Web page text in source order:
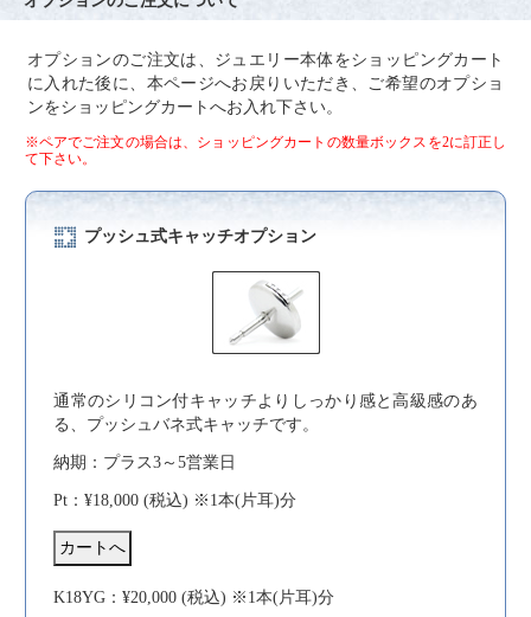
オプションのご注文は、ジュエリー本体をショッピングカート
に入れた後に、本ページへお戻りいただき、ご希望のオプショ
ンをショッピングカートへお入れ下さい。
※ペアでご注文の場合は、ショッピングカートの数量ボックスを2に訂正し
て下さい。
プッシュ式キャッチオプション
通常のシリコン付キャッチよりしっかり感と高級感のあ
る、プッシュバネ式キャッチです。
納期：プラス3～5営業日
Pt：¥18,000 (税込) ※1本(片耳)分
K18YG：¥20,000 (税込) ※1本(片耳)分